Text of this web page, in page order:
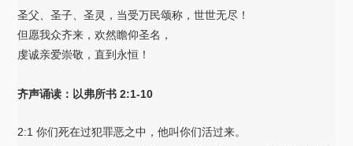
圣父、圣子、圣灵，当受万民颂称，世世无尽！
但愿我众齐来，欢然瞻仰圣名，
虔诚亲爱崇敬，直到永恒！
齐声诵读：以弗所书 2:1-10
2:1 你们死在过犯罪恶之中，他叫你们活过来。